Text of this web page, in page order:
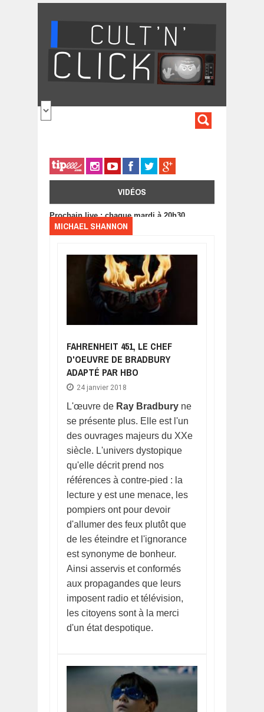
VIDÉOS
Prochain live : chaque mardi à 20h30
MICHAEL SHANNON
FAHRENHEIT 451, LE CHEF
D'OEUVRE DE BRADBURY
ADAPTÉ PAR HBO
24 janvier 2018
L'œuvre de Ray Bradbury ne
se présente plus. Elle est l'un
des ouvrages majeurs du XXe
siècle. L'univers dystopique
qu'elle décrit prend nos
références à contre-pied : la
lecture y est une menace, les
pompiers ont pour devoir
d'allumer des feux plutôt que
de les éteindre et l'ignorance
est synonyme de bonheur.
Ainsi asservis et conformés
aux propagandes que leurs
imposent radio et télévision,
les citoyens sont à la merci
d'un état despotique.